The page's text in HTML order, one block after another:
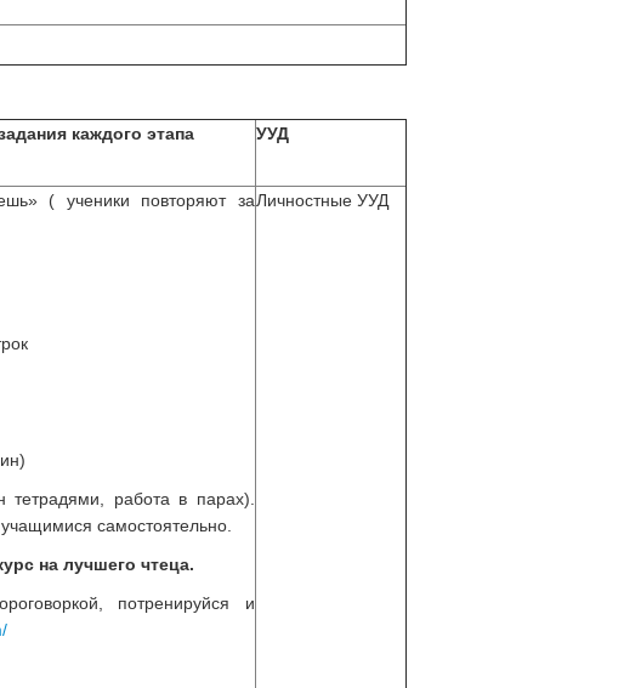
каждого этапа УУД
( ученики повторяют за
работа в парах).
самостоятельно.
на лучшего чтеца.
потренируйся и
Личностные УУД